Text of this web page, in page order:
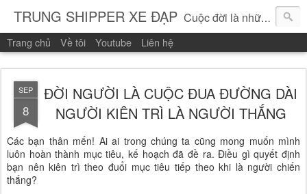
TRUNG SHIPPER XE ĐẠP Cuộc đời là những vòng quay!
Trang chủ Về tôi Youtube Liên hệ
SEP
8
ĐỜI NGƯỜI LÀ CUỘC ĐUA ĐƯỜNG DÀI
NGƯỜI KIÊN TRÌ LÀ NGƯỜI THẮNG
Các bạn thân mến! Ai ai trong chúng ta cũng mong muốn mình
luôn hoàn thành mục tiêu, kế hoạch đã đề ra. Điều gì quyết định
bạn nên kiên trì theo đuổi mục tiêu tiếp theo khi là người chiến
thắng?